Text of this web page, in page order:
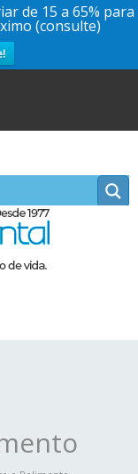
de 15 a 65% para
(consulte)